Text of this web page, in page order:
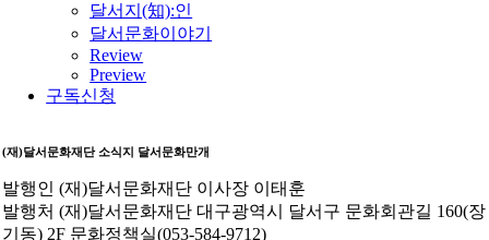
달서지(知):인
달서문화이야기
Review
Preview
구독신청
(재)달서문화재단 소식지 달서문화만개
발행인 (재)달서문화재단 이사장 이태훈
발행처 (재)달서문화재단 대구광역시 달서구 문화회관길 160(장
기동) 2F 문화정책실(053-584-9712)